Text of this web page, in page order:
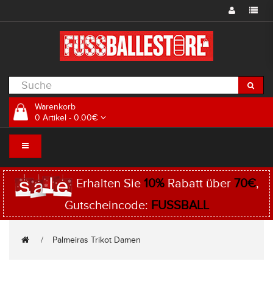
Warenkorb
0 Artikel - 0.00€
Erhalten Sie 10%Rabatt über 70€,
Gutscheincode: FUSSBALL
Palmeiras Trikot Damen